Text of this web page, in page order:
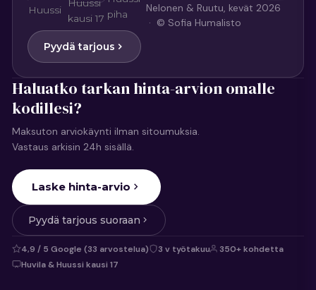
Nelonen & Ruutu, kevät 2026
· © Sofia Humalisto
Pyydä tarjous
Haluatko tarkan hinta-arvion omalle
kodillesi?
Maksuton arviokäynti ilman sitoumuksia.
Vastaus arkisin 24h sisällä.
Laske hinta-arvio
Pyydä tarjous suoraan
4,9 / 5 Google (33 arvostelua) 3 v työtakuu
350+ kohdetta
Huvila & Huussi kausi 17